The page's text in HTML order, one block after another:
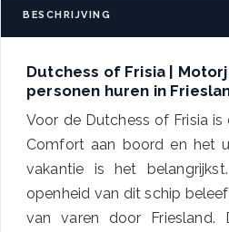
BESCHRIJVING
Dutchess of Frisia |
personen huren in
Voor de Dutchess of Frisia is
Comfort aan boord en het
vakantie is het
openheid van dit schip
van varen door Friesland.